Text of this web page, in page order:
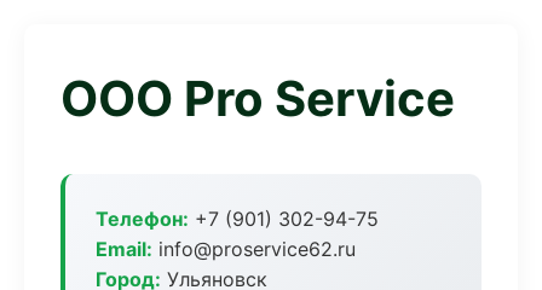
ООО Pro Service
Телефон: +7 (901) 302-94-75
Email: info@proservice62.ru
Город: Ульяновск